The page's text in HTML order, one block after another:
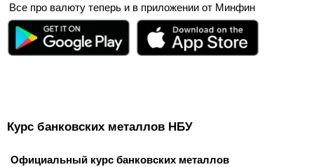
Все про валюту теперь и в приложении от Минфин
Курс банковских металлов НБУ
Официальный курс банковских металлов